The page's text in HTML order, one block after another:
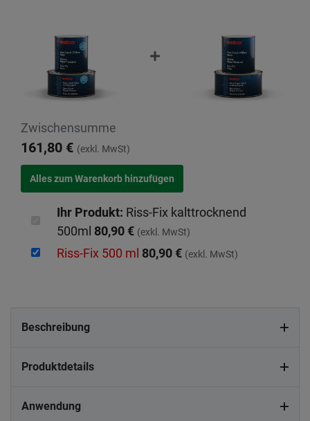
Zwischensumme
161,80 € (exkl. MwSt)
Ihr Produkt: Riss-Fix kalttrocknend
500ml 80,90 € (exkl. MwSt)
Riss-Fix 500 ml 80,90 € (exkl. MwSt)
Beschreibung
Produktdetails
Anwendung